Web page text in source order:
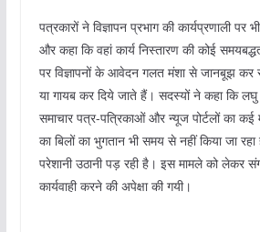
पत्रकारों ने विज्ञापन प्रभाग की कार्यप्रणाली पर
और कहा कि वहां कार्य निस्तारण की कोई
पर विज्ञापनों के आवेदन गलत मंशा से जानबूझ कर
या गायब कर दिये जाते हैं। सदस्यों ने कहा कि
समाचार पत्र-पत्रिकाओं और न्यूज पोर्टलों का कई
का बिलों का भुगतान भी समय से नहीं किया जा
परेशानी उठानी पड़ रही है। इस मामले को लेकर
कार्यवाही करने की अपेक्षा की गयी।